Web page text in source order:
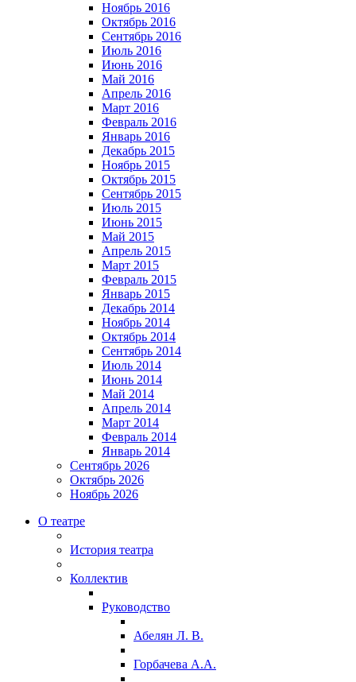
Ноябрь 2016
Октябрь 2016
Сентябрь 2016
Июль 2016
Июнь 2016
Май 2016
Апрель 2016
Март 2016
Февраль 2016
Январь 2016
Декабрь 2015
Ноябрь 2015
Октябрь 2015
Сентябрь 2015
Июль 2015
Июнь 2015
Май 2015
Апрель 2015
Март 2015
Февраль 2015
Январь 2015
Декабрь 2014
Ноябрь 2014
Октябрь 2014
Сентябрь 2014
Июль 2014
Июнь 2014
Май 2014
Апрель 2014
Март 2014
Февраль 2014
Январь 2014
Сентябрь 2026
Октябрь 2026
Ноябрь 2026
О театре
История театра
Коллектив
Руководство
Абелян Л. В.
Горбачева А.А.